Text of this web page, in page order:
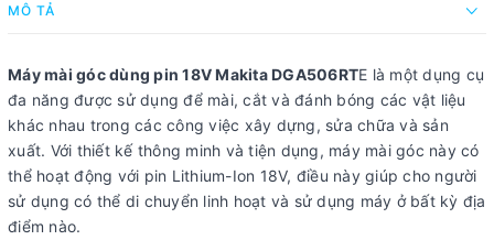
MÔ TẢ
Máy mài góc dùng pin 18V Makita DGA506RTE là một dụng cụ
đa năng được sử dụng để mài, cắt và đánh bóng các vật liệu
khác nhau trong các công việc xây dựng, sửa chữa và sản
xuất. Với thiết kế thông minh và tiện dụng, máy mài góc này có
thể hoạt động với pin Lithium-Ion 18V, điều này giúp cho người
sử dụng có thể di chuyển linh hoạt và sử dụng máy ở bất kỳ địa
điểm nào.